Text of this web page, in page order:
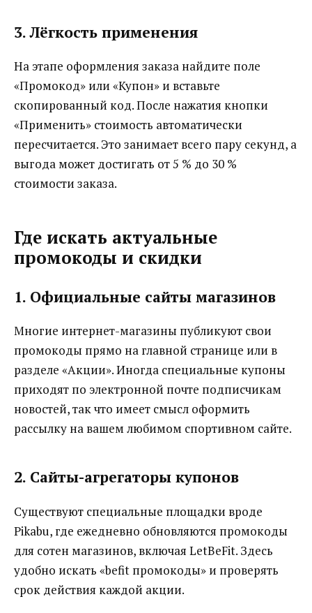
3. Лёгкость применения
На этапе оформления заказа найдите поле
«Промокод» или «Купон» и вставьте
скопированный код. После нажатия кнопки
«Применить» стоимость автоматически
пересчитается. Это занимает всего пару секунд, а
выгода может достигать от 5 % до 30 %
стоимости заказа.
Где искать актуальные
промокоды и скидки
1. Официальные сайты магазинов
Многие интернет-магазины публикуют свои
промокоды прямо на главной странице или в
разделе «Акции». Иногда специальные купоны
приходят по электронной почте подписчикам
новостей, так что имеет смысл оформить
рассылку на вашем любимом спортивном сайте.
2. Сайты-агрегаторы купонов
Существуют специальные площадки вроде
Pikabu, где ежедневно обновляются промокоды
для сотен магазинов, включая LetBeFit. Здесь
удобно искать «befit промокоды» и проверять
срок действия каждой акции.